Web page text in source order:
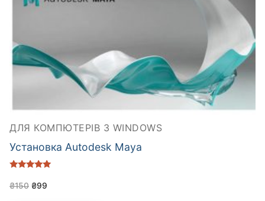
ДЛЯ КОМПЮТЕРІВ З WINDOWS
Установка Autodesk Maya
5.00
з 5
₴150 ₴99